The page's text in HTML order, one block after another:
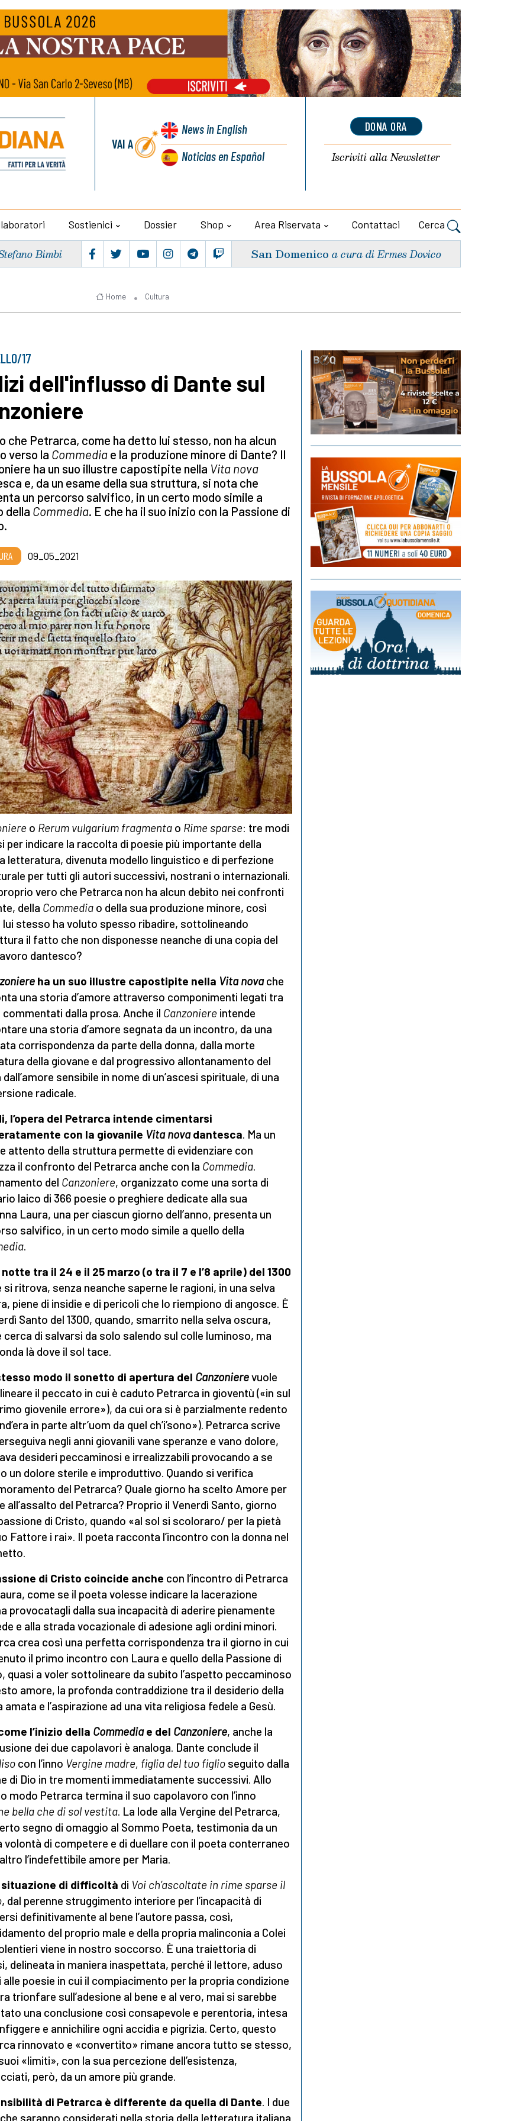
VAI A
Newsin English
Noticiasen Español
DONA ORA
Iscriviti allaNewsletter
Sostienici Dossier Shop Area Riservata Contattaci Cerca
Bimbi San Domenico a cura di Ermes Dovico
Home Cultura
17
dell'influsso di Dante sul
che Petrarca, come ha detto lui stesso, non ha alcun
verso la Commedia e la produzione minore di Dante? Il
ha un suo illustre capostipite nella Vita nova
e, da un esame della sua struttura, si nota che
un percorso salvifico, in un certo modo simile a
della Commedia. E che ha il suo inizio con la Passione di
09_05_2021
o Rerum vulgarium fragmenta o Rime sparse: tre modi
per indicare la raccolta di poesie più importante della
letteratura, divenuta modello linguistico e di perfezione
per tutti gli autori successivi, nostrani o internazionali.
vero che Petrarca non ha alcun debito nei confronti
della Commedia o della sua produzione minore, così
lui stesso ha voluto spesso ribadire, sottolineando
il fatto che non disponesse neanche di una copia del
dantesco?
ha un suo illustre capostipite nella Vita nova che
una storia d’amore attraverso componimenti legati tra
commentati dalla prosa. Anche il Canzoniere intende
una storia d’amore segnata da un incontro, da una
corrispondenza da parte della donna, dalla morte
della giovane e dal progressivo allontanamento del
sensibile in nome di un’ascesi spirituale, di una
radicale.
l’opera del Petrarca intende cimentarsi
con la giovanile Vita novadantesca. Ma un
attento della struttura permette di evidenziare con
il confronto del Petrarca anche con la Commedia.
del Canzoniere, organizzato come una sorta di
laico di 366 poesie o preghiere dedicate alla sua
Laura, una per ciascun giorno dell’anno, presenta un
salvifico, in un certo modo simile a quello della
.
tra il 24 e il 25 marzo (o tra il 7 e l’8 aprile) del 1300
si ritrova, senza neanche saperne le ragioni, in una selva
piene di insidie e di pericoli che lo riempiono di angosce. È
Santo del 1300, quando, smarrito nella selva oscura,
cerca di salvarsi da solo salendo sul colle luminoso, ma
là dove il sol tace.
modo il sonetto di apertura del Canzonierevuole
il peccato in cui è caduto Petrarca in gioventù («in sul
giovenile errore»), da cui ora si è parzialmente redento
in parte altr’uom da quel ch’i’sono»). Petrarca scrive
negli anni giovanili vane speranze e vano dolore,
desideri peccaminosi e irrealizzabili provocando a se
un dolore sterile e improduttivo. Quando si verifica
del Petrarca? Quale giorno ha scelto Amore per
all’assalto del Petrarca? Proprio il Venerdì Santo, giorno
di Cristo, quando «al sol si scoloraro/ per la pietà
Fattore i rai». Il poeta racconta l’incontro con la donna nel
di Cristo coincide anche con l’incontro di Petrarca
come se il poeta volesse indicare la lacerazione
provocatagli dalla sua incapacità di aderire pienamente
e alla strada vocazionale di adesione agli ordini minori.
crea così una perfetta corrispondenza tra il giorno in cui
il primo incontro con Laura e quello della Passione di
quasi a voler sottolineare da subito l’aspetto peccaminoso
amore, la profonda contraddizione tra il desiderio della
amata e l’aspirazione ad una vita religiosa fedele a Gesù.
l’inizio della Commediae del Canzoniere, anche la
dei due capolavori è analoga. Dante conclude il
con l’inno Vergine madre, figlia del tuo figlio seguito dalla
di Dio in tre momenti immediatamente successivi. Allo
modo Petrarca termina il suo capolavoro con l’inno
bella che di sol vestita. La lode alla Vergine del Petrarca,
segno di omaggio al Sommo Poeta, testimonia da un
volontà di competere e di duellare con il poeta conterraneo
l’indefettibile amore per Maria.
situazione di difficoltà di Voi ch’ascoltate in rime sparse il
, dal perenne struggimento interiore per l’incapacità di
definitivamente al bene l’autore passa, così,
del proprio male e della propria malinconia a Colei
viene in nostro soccorso. È una traiettoria di
delineata in maniera inaspettata, perché il lettore, aduso
alle poesie in cui il compiacimento per la propria condizione
trionfare sull’adesione al bene e al vero, mai si sarebbe
una conclusione così consapevole e perentoria, intesa
e annichilire ogni accidia e pigrizia. Certo, questo
rinnovato e «convertito» rimane ancora tutto se stesso,
«limiti», con la sua percezione dell’esistenza,
però, da un amore più grande.
di Petrarca è differente da quella di Dante. I due
saranno considerati nella storia della letteratura italiana